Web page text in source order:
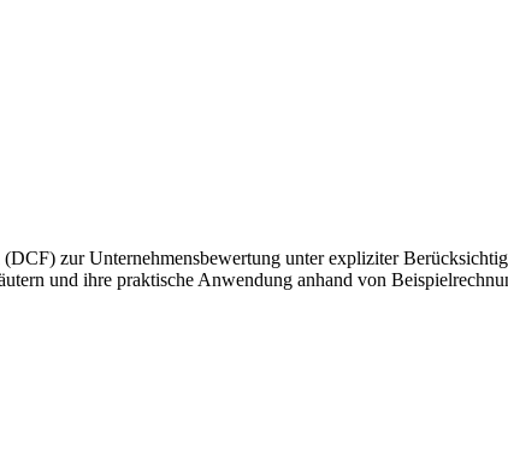
zur Unternehmensbewertung unter expliziter
und ihre praktische Anwendung anhand von